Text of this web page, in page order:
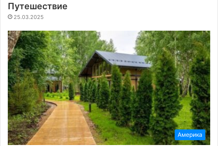
Путешествие
25.03.2025
Америка